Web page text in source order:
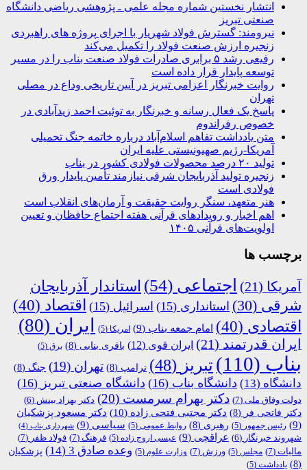
انتشار نخستین شماره مجله علمی ـ پژوهشی ریاضی دانشگاه
صنعتی تبریز
نیرومند: گسترش فولاد شهریار با اجرای پروژه های راهبردی
زنجیره ارزش صنعت فولاد را تکمیل می‌کند
رفیعی رشد ۵ برابری صادرات فولاد صنعت بناب را در مسیر
توسعه پایدار قرار داده است
روایت خبرنگار اعزامی تبریز در آیین تاریخی وداع در مصلی
تهران
پاسخ یک فعال رسانه و خبرنگار به توئیت احمد زیدآبادی در
خصوص رفراندوم
متن یادداشت تفاهم اسلام‌آباد درباره خاتمه جنگ تحمیلی
آمریکا-رژیم صهیونیستی علیه ایران
تولید ۲۰ درصد محصولات فولادی کشور در بناب
زنجیره تولید آذربایجان شرقی نیازمند تأمین پایدار ورق
فولادی است
هنر متعهد، سنگر روایت حقیقت و آرمان‌های انقلاب است
اهم اخبار و رویدادهای قرآنی هفته اجتماع حافظان و تعیین
اولویت‌های قرآنی ۱۴۰۵
برچسب ها
آمریکا (21) اجتماعی (54)
استاندار آذربایجان
شرقی (30) استانداری (15) اسرائیل (15) اقتصاد (40)
اقتصادی (40) امام جمعه بناب (9) امریکا (5) ایران (80)
ایران قدرتمند (21) ایران قوی (12) باقری بنابی (8) برق (5)
بناب (110) تبریز (48) ترامپ (8) تهران (19) جنگ (8)
دانشگاه (13) دانشگاه بناب (16) دانشگاه صنعتی تبریز (16)
دولت وفاق ملی (7) دکتر بهرام سرمست (20) دکتر بهزاد بینش (6)
دکتر فاتحی فر (8) دکتر مجتبی فتحی زاده (10)
دکتر مسعود پزشکیان
(9)
رئیس جمهور (5) رهبری (8) روابط عمومی (5) سیاسی (9) شهرداری بناب (4)
شهروند خبرنگار (6) عراقچی (9) عیسی اروج زاده (5) فرهنگ (7) فولاد ظفر (7)
مالیات (7) مجلس (5) ورزش (7) وزارت علوم (5) وعده صادق 3 (14)
پزشکیان
(8)
یادداشت (5)